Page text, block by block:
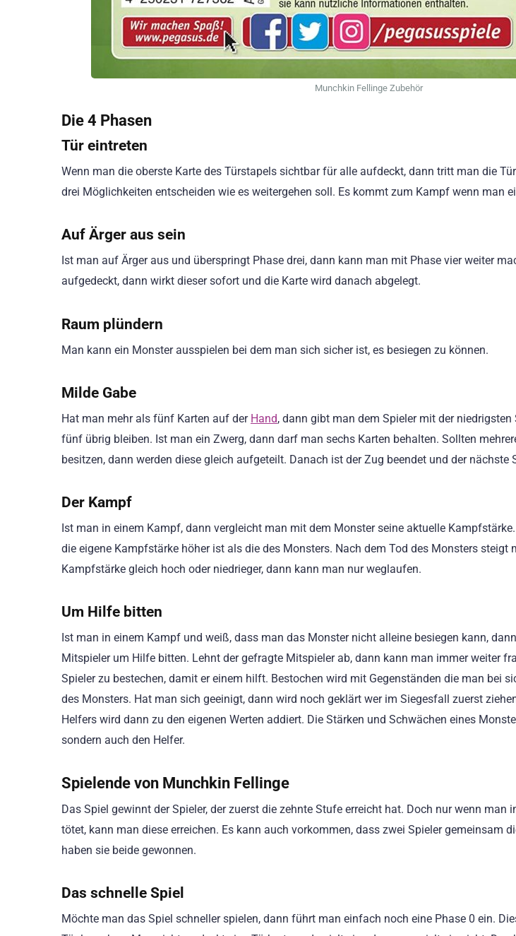
Munchkin Fellinge Zubehör
Die 4 Phasen
Tür eintreten
Wenn man die oberste Karte des Türstapels sichtbar für alle aufdeckt, dann tritt man die
drei Möglichkeiten entscheiden wie es weitergehen soll. Es kommt zum Kampf wenn man
Auf Ärger aus sein
Ist man auf Ärger aus und überspringt Phase drei, dann kann man mit Phase vier weiter
aufgedeckt, dann wirkt dieser sofort und die Karte wird danach abgelegt.
Raum plündern
Man kann ein Monster ausspielen bei dem man sich sicher ist, es besiegen zu können.
Milde Gabe
Hat man mehr als fünf Karten auf der Hand, dann gibt man dem Spieler mit der
fünf übrig bleiben. Ist man ein Zwerg, dann darf man sechs Karten behalten. Sollten
besitzen, dann werden diese gleich aufgeteilt. Danach ist der Zug beendet und der nächste
Der Kampf
Ist man in einem Kampf, dann vergleicht man mit dem Monster seine aktuelle
die eigene Kampfstärke höher ist als die des Monsters. Nach dem Tod des Monsters steigt
Kampfstärke gleich hoch oder niedrieger, dann kann man nur weglaufen.
Um Hilfe bitten
Ist man in einem Kampf und weiß, dass man das Monster nicht alleine besiegen kann,
Mitspieler um Hilfe bitten. Lehnt der gefragte Mitspieler ab, dann kann man immer weiter
Spieler zu bestechen, damit er einem hilft. Bestochen wird mit Gegenständen die man bei
des Monsters. Hat man sich geeinigt, dann wird noch geklärt wer im Siegesfall zuerst
Helfers wird dann zu den eigenen Werten addiert. Die Stärken und Schwächen eines
sondern auch den Helfer.
Spielende von Munchkin Fellinge
Das Spiel gewinnt der Spieler, der zuerst die zehnte Stufe erreicht hat. Doch nur wenn man
tötet, kann man diese erreichen. Es kann auch vorkommen, dass zwei Spieler gemeinsam
haben sie beide gewonnen.
Das schnelle Spiel
Möchte man das Spiel schneller spielen, dann führt man einfach noch eine Phase 0 ein.